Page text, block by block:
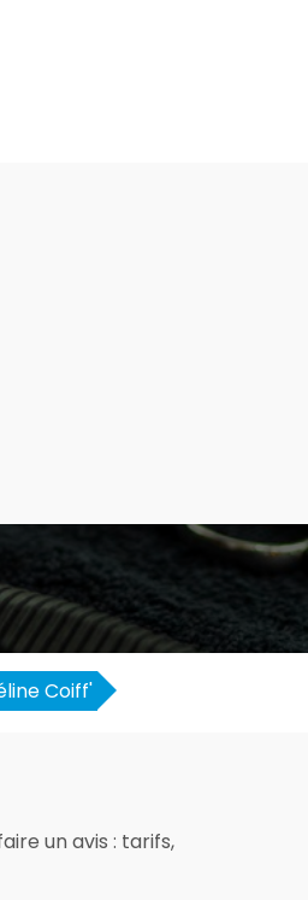
Coiff'
un avis : tarifs,